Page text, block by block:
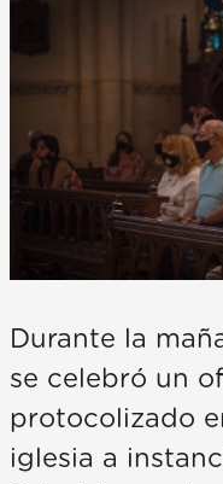
Durante la
se celebró un
protocolizado
iglesia a